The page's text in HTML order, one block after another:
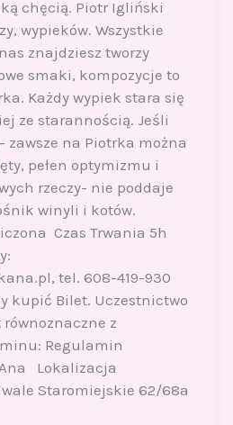
chęcią. Piotr Igliński
wypieków. Wszystkie
znajdziesz tworzy
smaki, kompozycje to
Każdy wypiek stara się
ze starannością. Jeśli
zawsze na Piotrka można
pełen optymizmu i
rzeczy- nie poddaje
winyli i kotów.
Czas Trwania 5h
tel. 608-419-930
kupić Bilet. Uczestnictwo
z
Regulamin
Lokalizacja
Staromiejskie 62/68a